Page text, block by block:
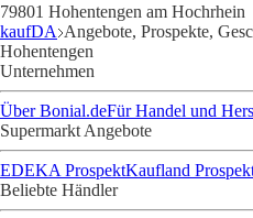
79801 Hohentengen am Hochrhein
kaufDA Angebote, Prospekte,
Hohentengen
Unternehmen
Über Bonial.deFür Handel und
Supermarkt Angebote
EDEKA ProspektKaufland
Beliebte Händler